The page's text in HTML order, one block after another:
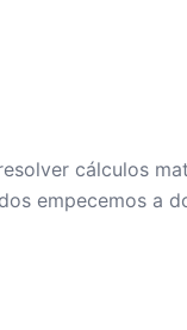
cálculos
empecemos a